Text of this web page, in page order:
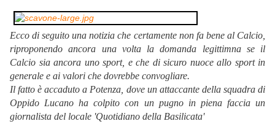
Ecco di seguito una notizia che certamente non fa bene al Calcio,
riproponendo ancora una volta la domanda legittimna se il
Calcio sia ancora uno sport, e che di sicuro nuoce allo sport in
generale e ai valori che dovrebbe convogliare.
Il fatto è accaduto a Potenza, dove un attaccante della squadra di
Oppido Lucano ha colpito con un pugno in piena faccia un
giornalista del locale 'Quotidiano della Basilicata'